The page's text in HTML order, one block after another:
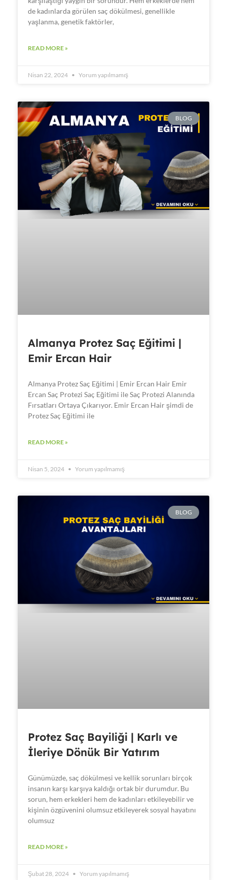
de kadınlarda görülen saç dökülmesi, genellikle
yaşlanma, genetik faktörler,
READ MORE »
Nisan 22, 2024 Yorum yapılmamış
BLOG
Almanya Protez Saç Eğitimi |
Emir Ercan Hair
Almanya Protez Saç Eğitimi | Emir Ercan Hair Emir
Ercan Saç Protezi Saç Eğitimi ile Saç Protezi Alanında
Fırsatları Ortaya Çıkarıyor. Emir Ercan Hair şimdi de
Protez Saç Eğitimi ile
READ MORE »
Nisan 5, 2024 Yorum yapılmamış
BLOG
Protez Saç Bayiliği | Karlı ve
İleriye Dönük Bir Yatırım
Günümüzde, saç dökülmesi ve kellik sorunları birçok
insanın karşı karşıya kaldığı ortak bir durumdur. Bu
sorun, hem erkekleri hem de kadınları etkileyebilir ve
kişinin özgüvenini olumsuz etkileyerek sosyal hayatını
olumsuz
READ MORE »
Şubat 28, 2024 Yorum yapılmamış